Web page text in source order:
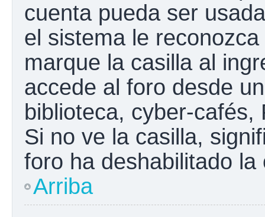
cuenta pueda ser
el sistema le
marque la casilla al
accede al foro desde
biblioteca, cyber-
Si no ve la casilla,
foro ha deshabilitado la
Arriba